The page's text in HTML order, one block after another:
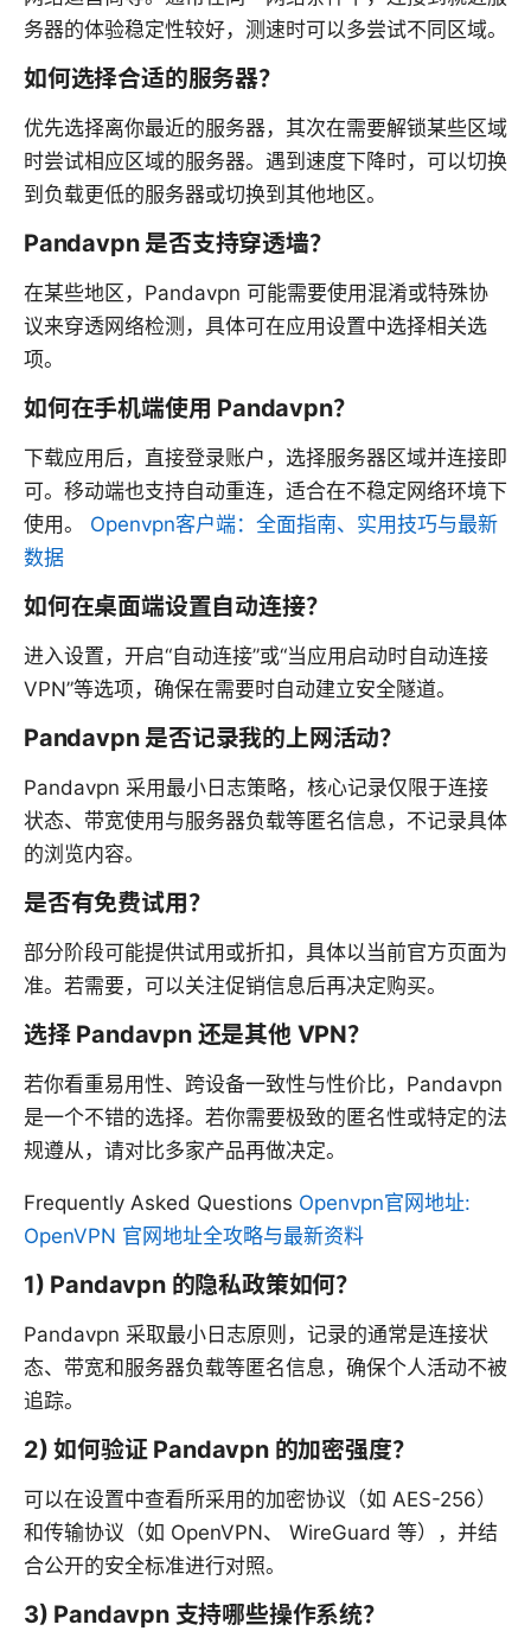
务器的体验稳定性较好，测速时可以多尝试不同区域。
如何选择合适的服务器？
优先选择离你最近的服务器，其次在需要解锁某些区域
时尝试相应区域的服务器。遇到速度下降时，可以切换
到负载更低的服务器或切换到其他地区。
Pandavpn 是否支持穿透墙？
在某些地区，Pandavpn 可能需要使用混淆或特殊协
议来穿透网络检测，具体可在应用设置中选择相关选
项。
如何在手机端使用 Pandavpn？
下载应用后，直接登录账户，选择服务器区域并连接即
可。移动端也支持自动重连，适合在不稳定网络环境下
使用。 Openvpn客户端：全面指南、实用技巧与最新
数据
如何在桌面端设置自动连接？
进入设置，开启“自动连接”或“当应用启动时自动连接
VPN”等选项，确保在需要时自动建立安全隧道。
Pandavpn 是否记录我的上网活动？
Pandavpn 采用最小日志策略，核心记录仅限于连接
状态、带宽使用与服务器负载等匿名信息，不记录具体
的浏览内容。
是否有免费试用？
部分阶段可能提供试用或折扣，具体以当前官方页面为
准。若需要，可以关注促销信息后再决定购买。
选择 Pandavpn 还是其他 VPN？
若你看重易用性、跨设备一致性与性价比，Pandavpn
是一个不错的选择。若你需要极致的匿名性或特定的法
规遵从，请对比多家产品再做决定。
Frequently Asked Questions Openvpn官网地址:
OpenVPN 官网地址全攻略与最新资料
1) Pandavpn 的隐私政策如何？
Pandavpn 采取最小日志原则，记录的通常是连接状
态、带宽和服务器负载等匿名信息，确保个人活动不被
追踪。
2) 如何验证 Pandavpn 的加密强度？
可以在设置中查看所采用的加密协议（如 AES-256）
和传输协议（如 OpenVPN、 WireGuard 等），并结
合公开的安全标准进行对照。
3) Pandavpn 支持哪些操作系统？